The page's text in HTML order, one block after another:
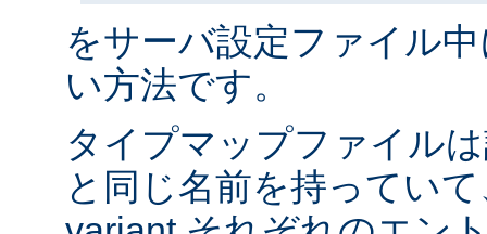
をサーバ設定ファイル
い方法です。
タイプマップファイル
と同じ名前を持ってい